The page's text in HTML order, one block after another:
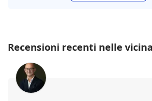
Recensioni recenti nelle